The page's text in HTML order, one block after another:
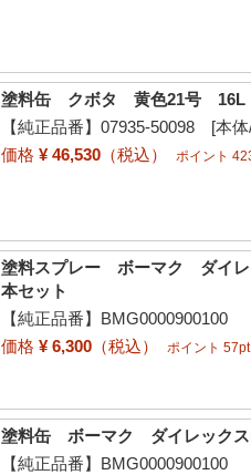
塗料缶 クボタ 黄色21号 16L
【純正品番】07935-50098 [本体
価格 ¥ 46,530 （税込） ポイント
塗料スプレー ボーマク ダイ
本セット
【純正品番】BMG0000900100
価格 ¥ 6,300 （税込） ポイント 57pt
塗料缶 ボーマク ダイレック
【純正品番】BMG0000900100